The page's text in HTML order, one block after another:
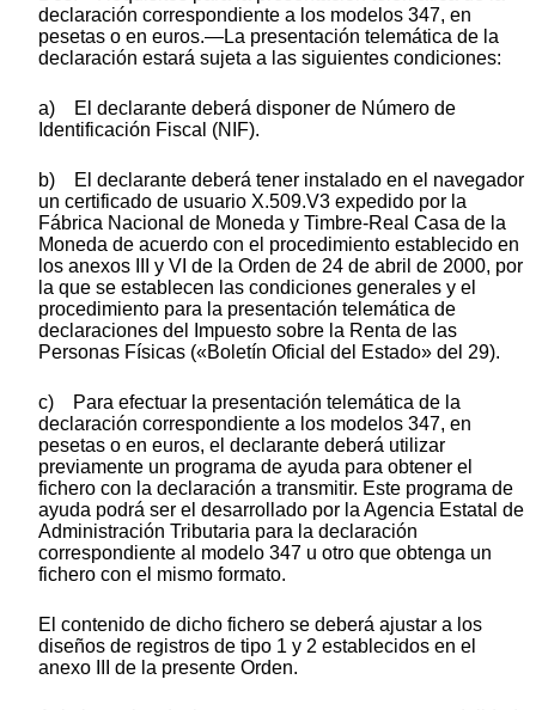
declaración correspondiente a los modelos 347, en
pesetas o en euros.—La presentación telemática de la
declaración estará sujeta a las siguientes condiciones:
a) El declarante deberá disponer de Número de
Identificación Fiscal (NIF).
b) El declarante deberá tener instalado en el navegador
un certificado de usuario X.509.V3 expedido por la
Fábrica Nacional de Moneda y Timbre-Real Casa de la
Moneda de acuerdo con el procedimiento establecido en
los anexos III y VI de la Orden de 24 de abril de 2000, por
la que se establecen las condiciones generales y el
procedimiento para la presentación telemática de
declaraciones del Impuesto sobre la Renta de las
Personas Físicas («Boletín Oficial del Estado» del 29).
c) Para efectuar la presentación telemática de la
declaración correspondiente a los modelos 347, en
pesetas o en euros, el declarante deberá utilizar
previamente un programa de ayuda para obtener el
fichero con la declaración a transmitir. Este programa de
ayuda podrá ser el desarrollado por la Agencia Estatal de
Administración Tributaria para la declaración
correspondiente al modelo 347 u otro que obtenga un
fichero con el mismo formato.
El contenido de dicho fichero se deberá ajustar a los
diseños de registros de tipo 1 y 2 establecidos en el
anexo III de la presente Orden.